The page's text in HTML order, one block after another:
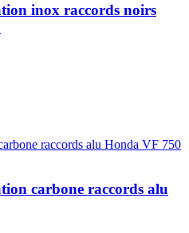
inox raccords noirs
carbone raccords alu